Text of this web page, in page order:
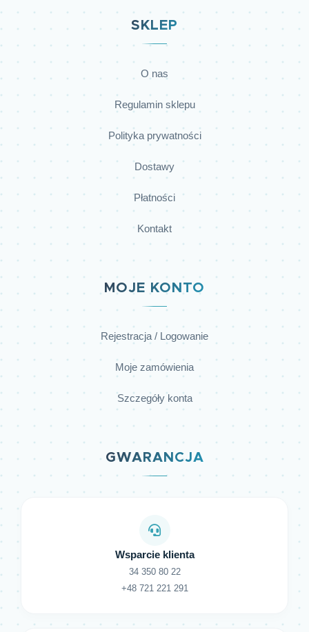
SKLEP
O nas
Regulamin sklepu
Polityka prywatności
Dostawy
Płatności
Kontakt
MOJE KONTO
Rejestracja / Logowanie
Moje zamówienia
Szczegóły konta
GWARANCJA
Wsparcie klienta
34 350 80 22
+48 721 221 291